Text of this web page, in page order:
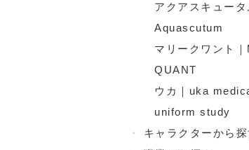
アクアスキュータ
Aquascutum
マリークワント
QUANT
ウカ｜uka
uniform study
・
キャラクターから探